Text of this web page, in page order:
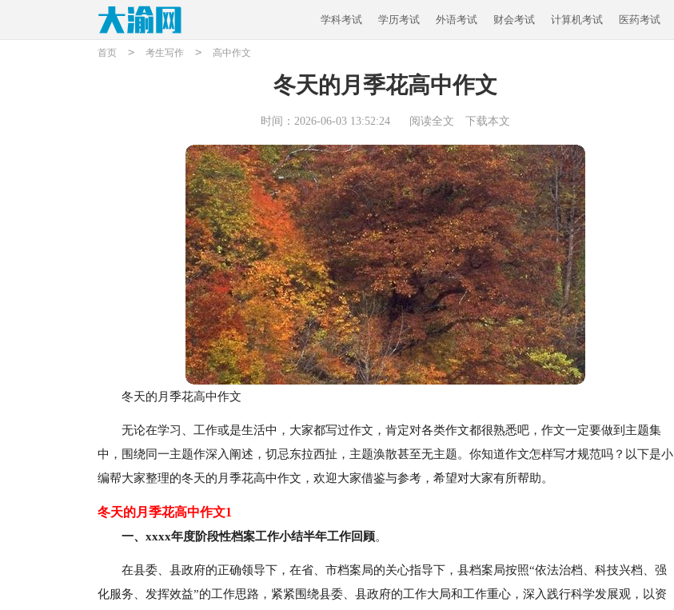
学科考试 学历考试 外语考试 财会考试 计算机考试 医药考试
首页 > 考生写作 > 高中作文
冬天的月季花高中作文
时间：2026-06-03 13:52:24 阅读全文 下载本文
冬天的月季花高中作文
无论在学习、工作或是生活中，大家都写过作文，肯定对各类作文都很熟悉吧，作文一定要做到主题集
中，围绕同一主题作深入阐述，切忌东拉西扯，主题涣散甚至无主题。你知道作文怎样写才规范吗？以下是小
编帮大家整理的冬天的月季花高中作文，欢迎大家借鉴与参考，希望对大家有所帮助。
冬天的月季花高中作文1
一、xxxx年度阶段性档案工作小结半年工作回顾。
在县委、县政府的正确领导下，在省、市档案局的关心指导下，县档案局按照“依法治档、科技兴档、强
化服务、发挥效益”的工作思路，紧紧围绕县委、县政府的工作大局和工作重心，深入践行科学发展观，以资